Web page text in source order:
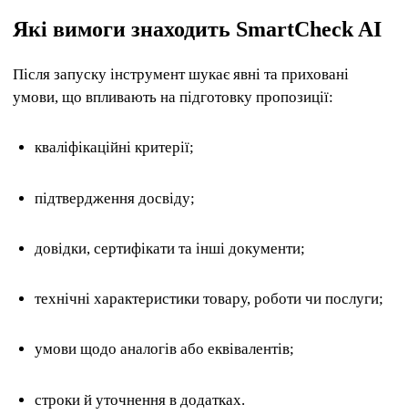
Які вимоги знаходить SmartCheck AI
Після запуску інструмент шукає явні та приховані
умови, що впливають на підготовку пропозиції:
кваліфікаційні критерії;
підтвердження досвіду;
довідки, сертифікати та інші документи;
технічні характеристики товару, роботи чи послуги;
умови щодо аналогів або еквівалентів;
строки й уточнення в додатках.